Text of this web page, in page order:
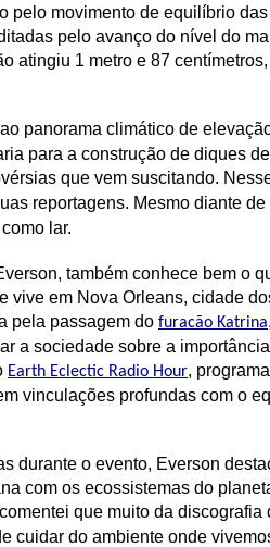
movimento de equilíbrio
pelo avanço do nível do
atingiu 1 metro e 87
panorama climático de
para a construção de diques
que vem suscitando.
reportagens. Mesmo diante
lar.
também conhece bem o
em Nova Orleans, cidade
pela passagem do furacão Katrina
a sociedade sobre a
Earth Eclectic Radio Hour,
vinculações profundas com o
durante o evento, Everson
com os ecossistemas do
que muito da
cuidar do ambiente onde